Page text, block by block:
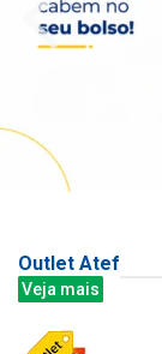
Outlet Atef
Veja mais